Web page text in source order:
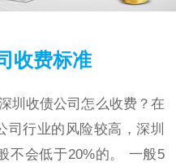
收费标准
圳收债公司怎么收费？在
司行业的风险较高，深圳
不会低于20%的。 一般5